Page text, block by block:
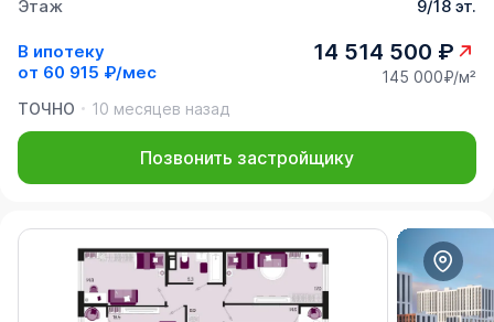
Этаж 9/18 эт.
В ипотеку
от 60 915 ₽/мес
14 514 500 ₽
145 000₽/м²
ТОЧНО
10 месяцев назад
Позвонить застройщику